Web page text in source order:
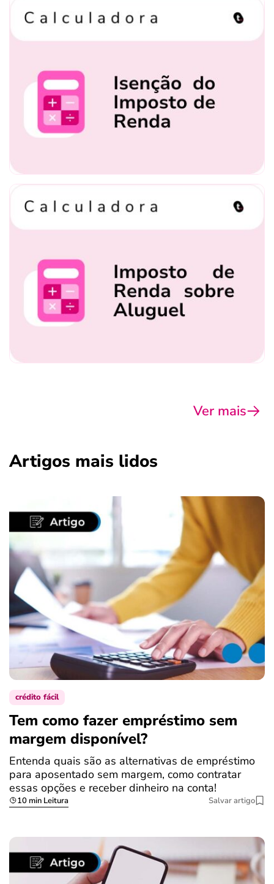
Ver mais
Artigos mais lidos
crédito fácil
Tem como fazer empréstimo sem
margem disponível?
Entenda quais são as alternativas de empréstimo
para aposentado sem margem, como contratar
essas opções e receber dinheiro na conta!
10 min Leitura Salvar artigo